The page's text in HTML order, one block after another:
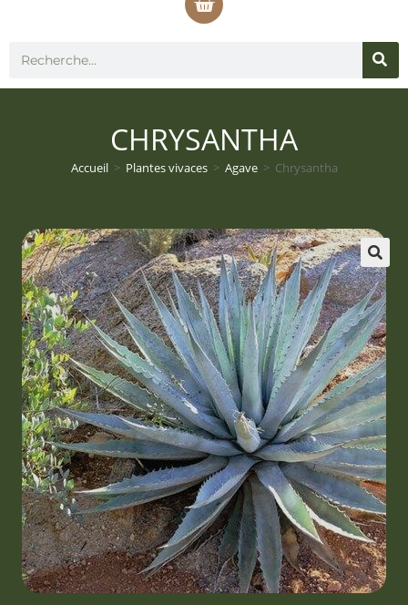
CHRYSANTHA
Accueil > Plantes vivaces > Agave > Chrysantha